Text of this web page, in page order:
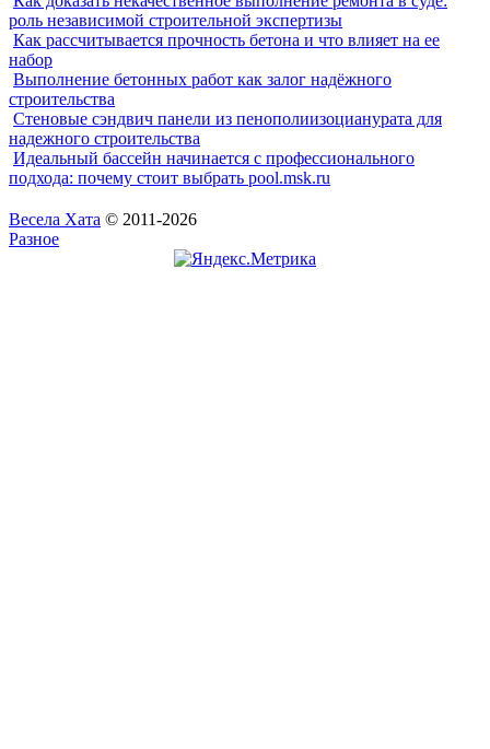
роль независимой строительной экспертизы
Как рассчитывается прочность бетона и что влияет на ее
набор
Выполнение бетонных работ как залог надёжного
строительства
Стеновые сэндвич панели из пенополиизоцианурата для
надежного строительства
Идеальный бассейн начинается с профессионального
подхода: почему стоит выбрать pool.msk.ru
Весела Хата © 2011-2026
Разное